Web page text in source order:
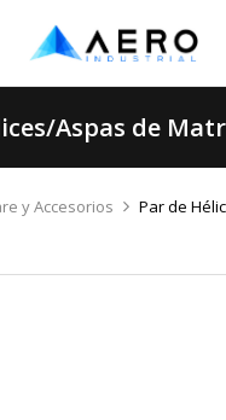
Aspas de
y Accesorios
Par de